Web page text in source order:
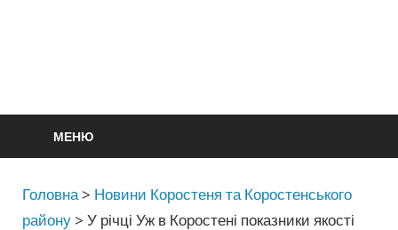
МЕНЮ
Головна > Новини Коростеня та Коростенського
району >У річці Уж в Коростені показники якості